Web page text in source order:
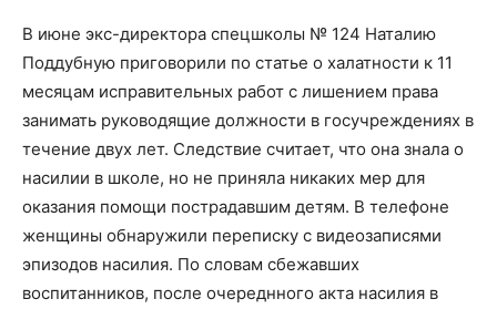
В июне экс-директора спецшколы № 124 Наталию
Поддубную приговорили по статье о халатности к 11
месяцам исправительных работ с лишением права
занимать руководящие должности в госучреждениях в
течение двух лет. Следствие считает, что она знала о
насилии в школе, но не приняла никаких мер для
оказания помощи пострадавшим детям. В телефоне
женщины обнаружили переписку с видеозаписями
эпизодов насилия. По словам сбежавших
воспитанников, после очереднного акта насилия в